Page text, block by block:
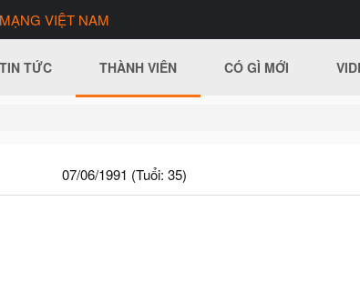
VIỆT NAM
TIN TỨC THÀNH VIÊN CÓ GÌ MỚI
07/06/1991 (Tuổi: 35)